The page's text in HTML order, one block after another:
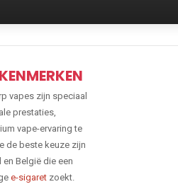
KENMERKEN
vapes zijn speciaal
prestaties,
vape-ervaring te
de beste keuze zijn
België die een
e-sigaretzoekt.